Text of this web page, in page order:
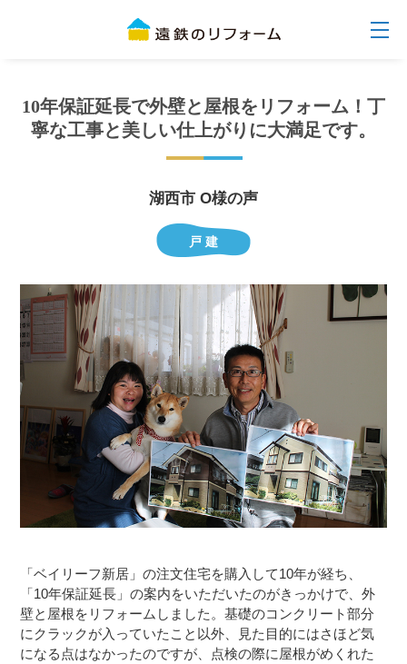
10年保証延長で外壁と屋根をリフォーム！丁
寧な工事と美しい仕上がりに大満足です。
湖西市 O様の声
戸 建
「ベイリーフ新居」の注文住宅を購入して10年が経ち、
「10年保証延長」の案内をいただいたのがきっかけで、外
壁と屋根をリフォームしました。基礎のコンクリート部分
にクラックが入っていたこと以外、見た目的にはさほど気
になる点はなかったのですが、点検の際に屋根がめくれた